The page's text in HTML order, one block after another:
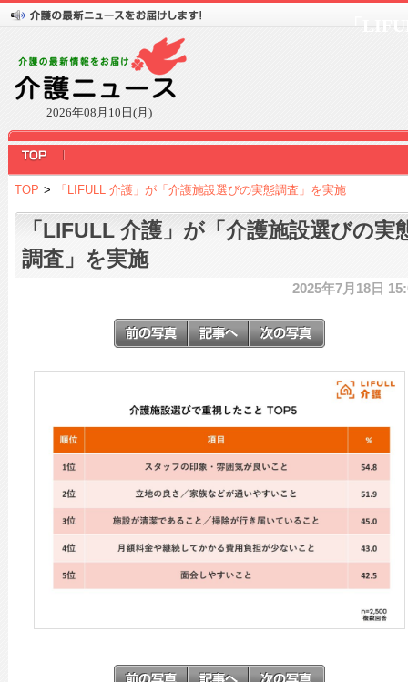
2026年08月10日(月)
「
TOP > 「LIFULL 介護」が「介護施設選びの実態調査」を実施
「LIFULL 介護」が「介護施設選びの実
調査」を実施
2025年7月18日